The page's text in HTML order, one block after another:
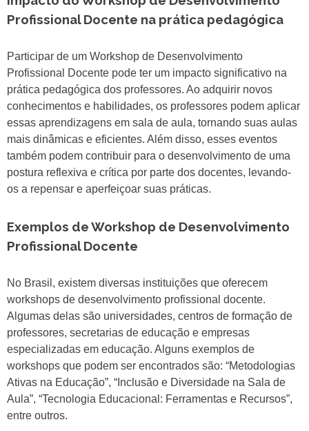
Profissional Docente na prática pedagógica
Participar de um Workshop de Desenvolvimento
Profissional Docente pode ter um impacto significativo na
prática pedagógica dos professores. Ao adquirir novos
conhecimentos e habilidades, os professores podem aplicar
essas aprendizagens em sala de aula, tornando suas aulas
mais dinâmicas e eficientes. Além disso, esses eventos
também podem contribuir para o desenvolvimento de uma
postura reflexiva e crítica por parte dos docentes, levando-
os a repensar e aperfeiçoar suas práticas.
Exemplos de Workshop de Desenvolvimento
Profissional Docente
No Brasil, existem diversas instituições que oferecem
workshops de desenvolvimento profissional docente.
Algumas delas são universidades, centros de formação de
professores, secretarias de educação e empresas
especializadas em educação. Alguns exemplos de
workshops que podem ser encontrados são: “Metodologias
Ativas na Educação”, “Inclusão e Diversidade na Sala de
Aula”, “Tecnologia Educacional: Ferramentas e Recursos”,
entre outros.